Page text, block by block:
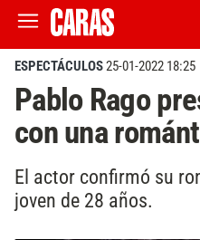
ESPECTÁCULOS25-01-2022 18:25
Pablo Rago
con una
El actor confirmó su
joven de 28 años.